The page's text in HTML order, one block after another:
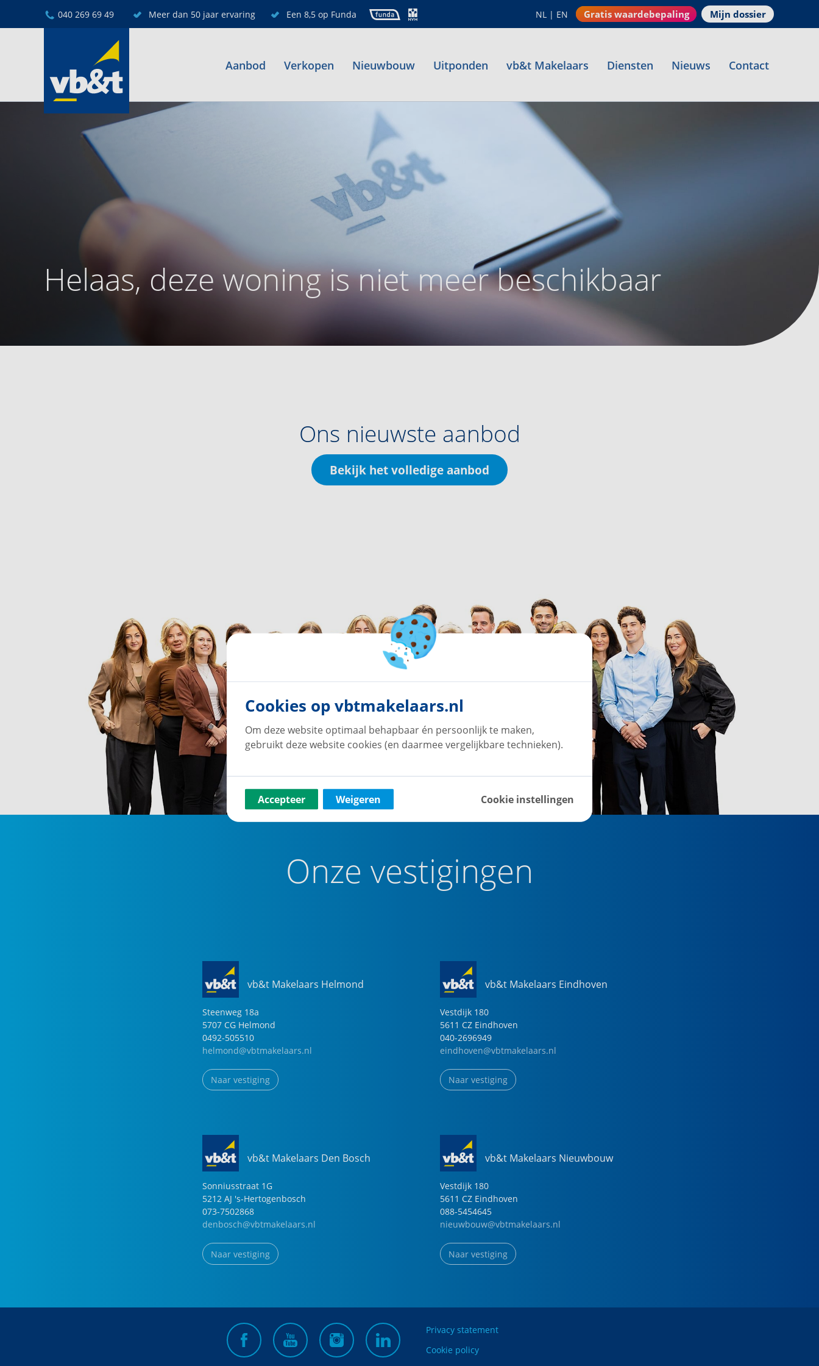
040 269 69 49 Meer dan 50 jaar ervaring Een 8,5 op Funda NL | EN Gratis waardebepaling Mijn dossier
Aanbod Verkopen Nieuwbouw Uitponden vb&t Makelaars Diensten Nieuws Contact
Helaas, deze woning is niet meer beschikbaar
Ons nieuwste aanbod
Bekijk het volledige aanbod
Onze vestigingen
vb&t Makelaars Helmond
Steenweg 18a
5707 CG Helmond
0492-505510
helmond@vbtmakelaars.nl
Naar vestiging
vb&t Makelaars Eindhoven
Vestdijk 180
5611 CZ Eindhoven
040-2696949
eindhoven@vbtmakelaars.nl
Naar vestiging
vb&t Makelaars Den Bosch
Sonniusstraat 1G
5212 AJ 's-Hertogenbosch
073-7502868
denbosch@vbtmakelaars.nl
Naar vestiging
vb&t Makelaars Nieuwbouw
Vestdijk 180
5611 CZ Eindhoven
088-5454645
nieuwbouw@vbtmakelaars.nl
Naar vestiging
Privacy statement
Cookie policy
Cookies op vbtmakelaars.nl
Om deze website optimaal behapbaar én persoonlijk te maken,
gebruikt deze website cookies (en daarmee vergelijkbare technieken).
Accepteer Weigeren Cookie instellingen